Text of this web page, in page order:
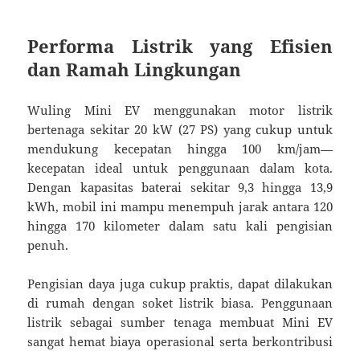
Performa Listrik yang Efisien
dan Ramah Lingkungan
Wuling Mini EV menggunakan motor listrik
bertenaga sekitar 20 kW (27 PS) yang cukup untuk
mendukung kecepatan hingga 100 km/jam—
kecepatan ideal untuk penggunaan dalam kota.
Dengan kapasitas baterai sekitar 9,3 hingga 13,9
kWh, mobil ini mampu menempuh jarak antara 120
hingga 170 kilometer dalam satu kali pengisian
penuh.
Pengisian daya juga cukup praktis, dapat dilakukan
di rumah dengan soket listrik biasa. Penggunaan
listrik sebagai sumber tenaga membuat Mini EV
sangat hemat biaya operasional serta berkontribusi